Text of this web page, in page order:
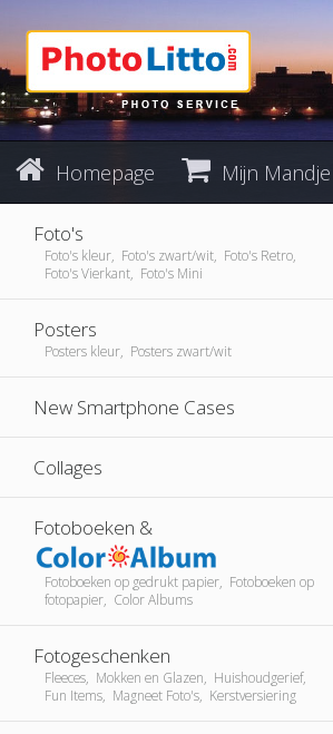
Homepage Mijn Mandje
Foto's
Foto's kleur, Foto's zwart/wit, Foto's Retro,
Foto's Vierkant, Foto's Mini
Posters
Posters kleur, Posters zwart/wit
New Smartphone Cases
Collages
Fotoboeken &
Fotoboeken op gedrukt papier, Fotoboeken op
fotopapier, Color Albums
Fotogeschenken
Fleeces, Mokken en Glazen, Huishoudgerief,
Fun Items, Magneet Foto's, Kerstversiering